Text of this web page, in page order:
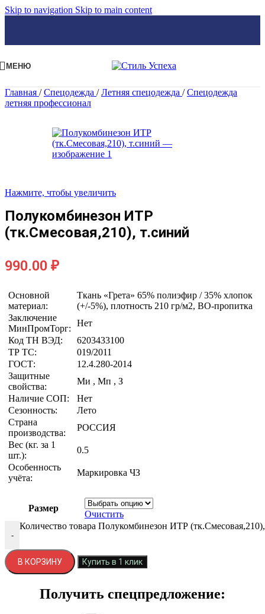
Skip to navigation Skip to main content
МЕНЮ
Главная / Спецодежда / Летняя спецодежда / Спецодежда
летняя профессионал
Нажмите, чтобы увеличить
Полукомбинезон ИТР
(тк.Смесовая,210), т.синий
990.00₽
Основной
материал:
Ткань «Грета» 65% полиэфир / 35% хлопок
(+/-5%), плотность 210 гр/м2, ВО-пропитка
Заключение
МинПромТорг:
Нет
Код ТН ВЭД:
6203433100
ТР ТС:
019/2011
ГОСТ:
12.4.280-2014
Защитные
свойства:
Ми , Мп , З
Наличие СОП:
Нет
Сезонность:
Лето
Страна
производства:
РОССИЯ
Вес (кг. за 1
шт.):
0.5
Особенность
учёта:
Маркировка ЧЗ
Размер
Очистить
-
Количество товара Полукомбинезон ИТР
В КОРЗИНУ Купить в 1 клик
Получить спецпредложение: